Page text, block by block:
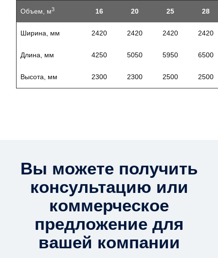
Объем, м3 16 20 25 28
Ширина, мм 2420 2420 2420 2420
Длина, мм 4250 5050 5950 6500
Высота, мм 2300 2300 2500 2500
Вы можете получить
консультацию или
коммерческое
предложение для
вашей компании